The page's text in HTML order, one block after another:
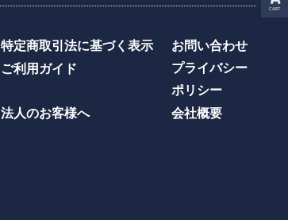
CART
特定商取引法に基づく表示
お問い合わせ
ご利用ガイド
プライバシー
ポリシー
法人のお客様へ 会社概要